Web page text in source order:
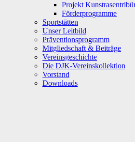
Projekt
Förderprogramme
Sportstätten
Unser Leitbild
Präventionsprogramm
Mitgliedschaft & Beiträge
Vereinsgeschichte
Die DJK-Vereinskollektion
Vorstand
Downloads